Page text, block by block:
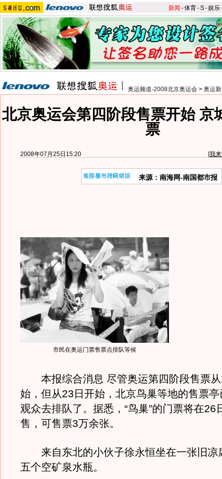
新闻 -体育-S-娱乐
奥运频道-2008北京奥运会 > 奥运
北京奥运会第四阶段售票开始 京
票
2008年07月25日15:20 [我
来源：南海网-南国都市报
市民在奥运门票售票点排队等候
本报综合消息 尽管奥运第四阶段售票从
始，但从23日开始，北京鸟巢等地的售票
观众去排队了。据悉，“鸟巢”的门票将在26
售，可售票3万余张。
来自东北的小伙子徐永恒坐在一张旧凉
五个空矿泉水瓶。